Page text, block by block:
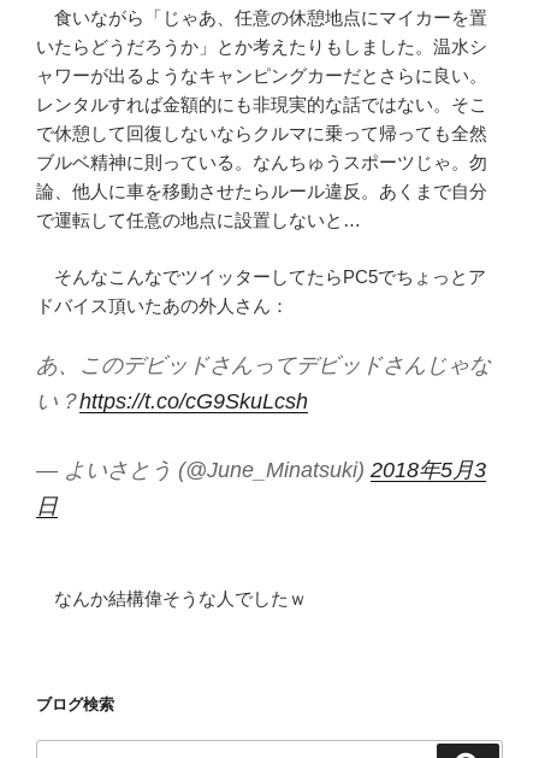
食いながら「じゃあ、任意の休憩地点にマイカーを置
いたらどうだろうか」とか考えたりもしました。温水シ
ャワーが出るようなキャンピングカーだとさらに良い。
レンタルすれば金額的にも非現実的な話ではない。そこ
で休憩して回復しないならクルマに乗って帰っても全然
ブルベ精神に則っている。なんちゅうスポーツじゃ。勿
論、他人に車を移動させたらルール違反。あくまで自分
で運転して任意の地点に設置しないと…
そんなこんなでツイッターしてたらPC5でちょっとア
ドバイス頂いたあの外人さん：
あ、このデビッドさんってデビッドさんじゃな
い？https://t.co/cG9SkuLcsh
— よいさとう (@June_Minatsuki) 2018年5月3
日
なんか結構偉そうな人でしたｗ
ブログ検索